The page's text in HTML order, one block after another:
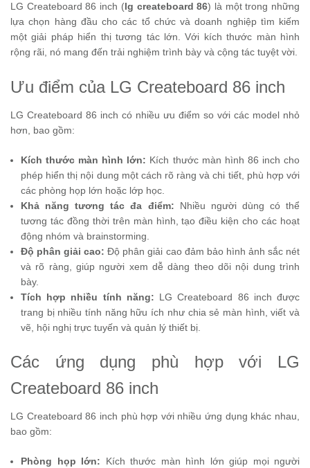
LG Createboard 86 inch (lg createboard 86) là một trong những
lựa chọn hàng đầu cho các tổ chức và doanh nghiệp tìm kiếm
một giải pháp hiển thị tương tác lớn. Với kích thước màn hình
rộng rãi, nó mang đến trải nghiệm trình bày và cộng tác tuyệt vời.
Ưu điểm của LG Createboard 86 inch
LG Createboard 86 inch có nhiều ưu điểm so với các model nhỏ
hơn, bao gồm:
Kích thước màn hình lớn: Kích thước màn hình 86 inch cho
phép hiển thị nội dung một cách rõ ràng và chi tiết, phù hợp với
các phòng họp lớn hoặc lớp học.
Khả năng tương tác đa điểm: Nhiều người dùng có thể
tương tác đồng thời trên màn hình, tạo điều kiện cho các hoạt
động nhóm và brainstorming.
Độ phân giải cao: Độ phân giải cao đảm bảo hình ảnh sắc nét
và rõ ràng, giúp người xem dễ dàng theo dõi nội dung trình
bày.
Tích hợp nhiều tính năng: LG Createboard 86 inch được
trang bị nhiều tính năng hữu ích như chia sẻ màn hình, viết và
vẽ, hội nghị trực tuyến và quản lý thiết bị.
Các ứng dụng phù hợp với LG
Createboard 86 inch
LG Createboard 86 inch phù hợp với nhiều ứng dụng khác nhau,
bao gồm:
Phòng họp lớn: Kích thước màn hình lớn giúp mọi người